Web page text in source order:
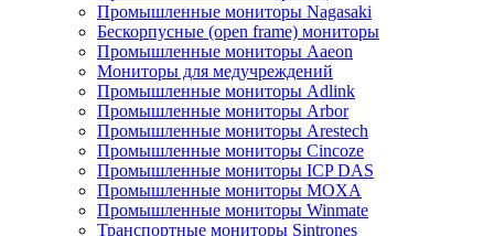
Промышленные мониторы Nagasaki
Бескорпусные (open frame) мониторы
Промышленные мониторы Aaeon
Мониторы для медучреждений
Промышленные мониторы Adlink
Промышленные мониторы Arbor
Промышленные мониторы Arestech
Промышленные мониторы Cincoze
Промышленные мониторы ICP DAS
Промышленные мониторы MOXA
Промышленные мониторы Winmate
Транспортные мониторы Sintrones